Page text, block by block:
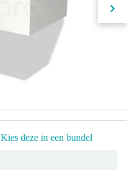
Kies deze in een bundel